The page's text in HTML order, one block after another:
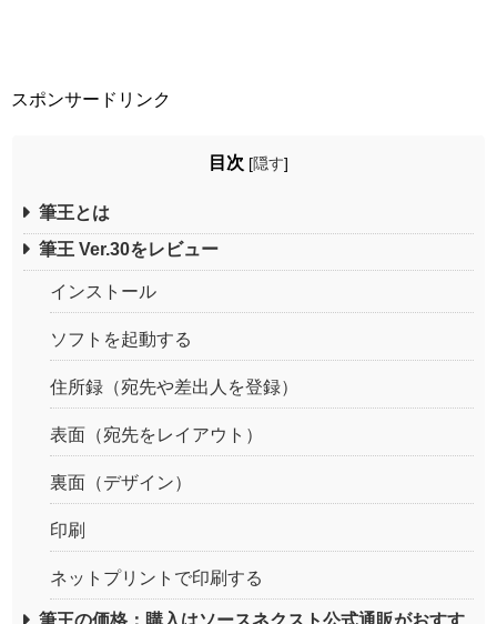
スポンサードリンク
目次 [隠す]
筆王とは
筆王 Ver.30をレビュー
インストール
ソフトを起動する
住所録（宛先や差出人を登録）
表面（宛先をレイアウト）
裏面（デザイン）
印刷
ネットプリントで印刷する
筆王の価格：購入はソースネクスト公式通販がおすす